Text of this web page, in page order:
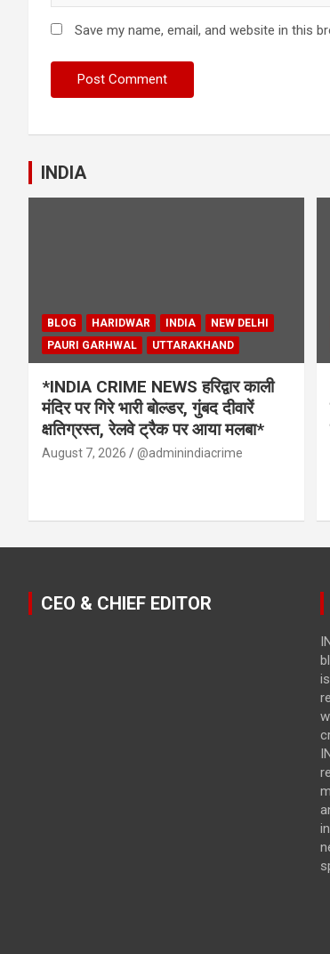
Save my name, email, and website in this
INDIA
BLOG HARIDWAR INDIA
NEW DELHI
PAURI GARHWAL
UTTARAKHAND
*INDIA CRIME NEWS हरिद्वार काली
मंदिर पर गिरे भारी बोल्डर, गुंबद दीवारें
क्षतिग्रस्त, रेलवे ट्रैक पर आया मलबा*
August 7, 2026 @adminindiacrime
CEO & CHIEF EDITOR